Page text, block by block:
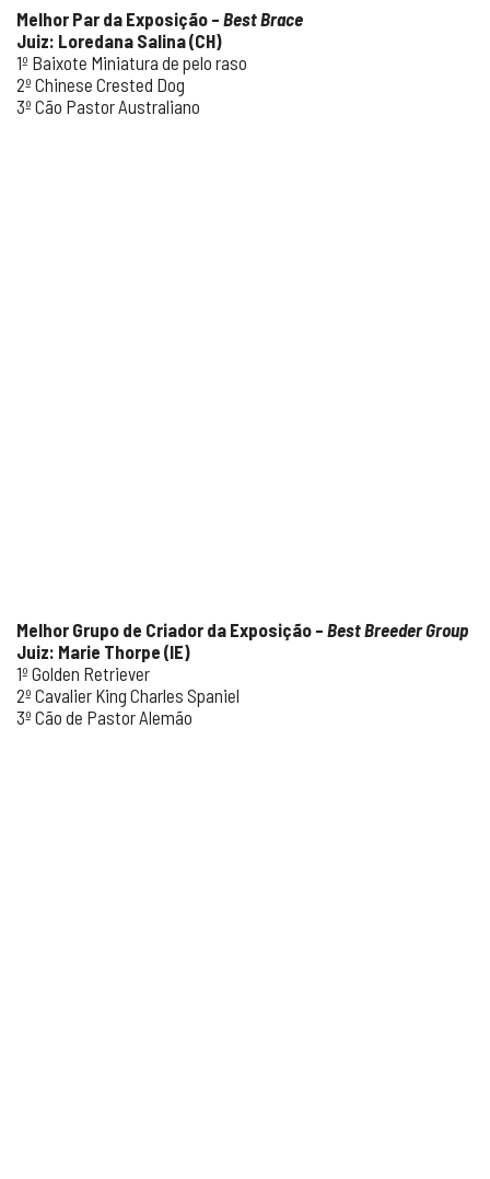
Melhor Par da Exposição – Best Brace
Juiz: Loredana Salina (CH)
1º Baixote Miniatura de pelo raso
2º Chinese Crested Dog
3º Cão Pastor Australiano
Melhor Grupo de Criador da Exposição – Best Breeder Group
Juiz: Marie Thorpe (IE)
1º Golden Retriever
2º Cavalier King Charles Spaniel
3º Cão de Pastor Alemão